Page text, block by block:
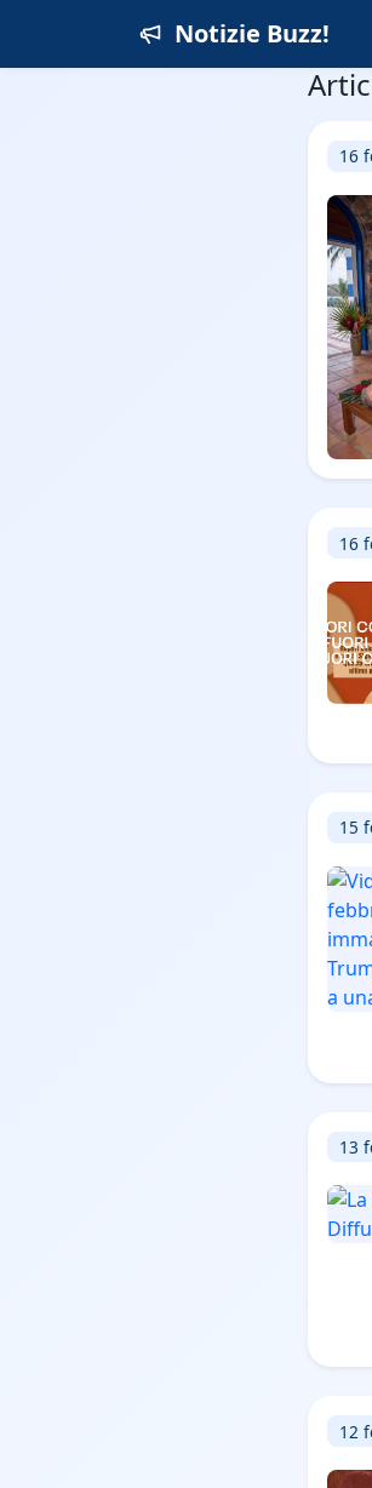
Notizie Buzz!
16
16
15
13
12